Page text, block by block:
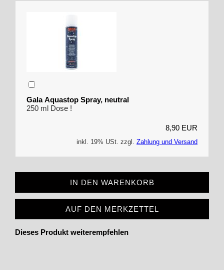
Gala Aquastop Spray, neutral
250 ml Dose !
8,90 EUR
inkl. 19% USt. zzgl. Zahlung und Versand
IN DEN WARENKORB
AUF DEN MERKZETTEL
Dieses Produkt weiterempfehlen